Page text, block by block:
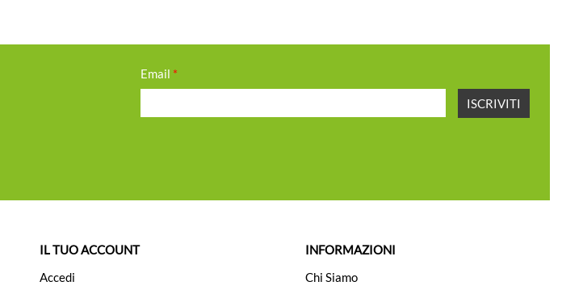
Email *
INFORMAZIONI
Chi Siamo
IL TUO ACCOUNT
Accedi